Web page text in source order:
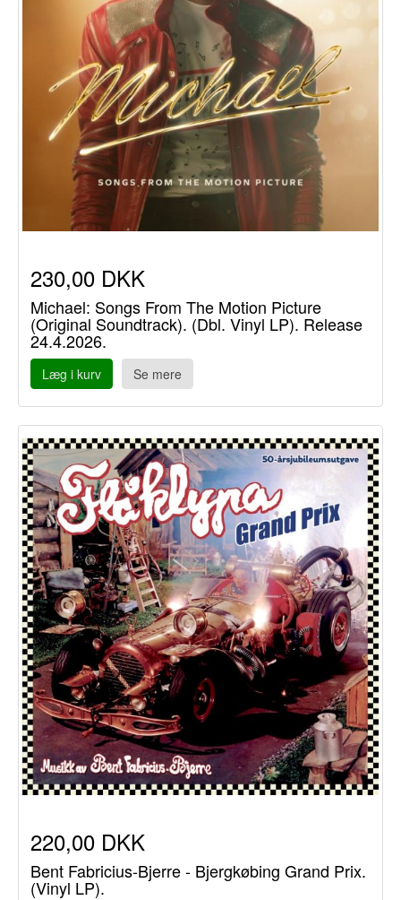
230,00 DKK
Michael: Songs From The Motion Picture
(Original Soundtrack). (Dbl. Vinyl LP). Release
24.4.2026.
Læg i kurv Se mere
220,00 DKK
Bent Fabricius-Bjerre - Bjergkøbing Grand Prix.
(Vinyl LP).